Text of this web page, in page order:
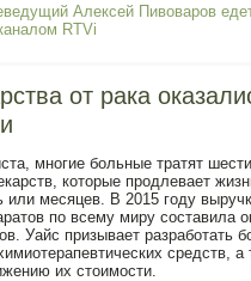
Алексей Пивоваров
RTVi
от рака
многие больные тратят
которые продлевает
или месяцев. В 2015 году
по всему миру составила
Уайс призывает разработать
средств, а
их стоимости.